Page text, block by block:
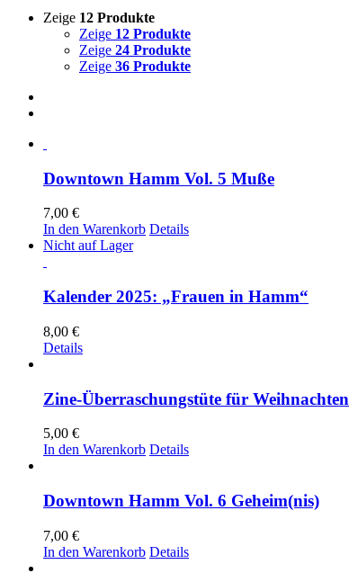
Zeige 12 Produkte
Zeige 12 Produkte
Zeige 24 Produkte
Zeige 36 Produkte
Downtown Hamm Vol. 5 Muße
7,00 €
In den Warenkorb Details
Nicht auf Lager
Kalender 2025: „Frauen in Hamm“
8,00 €
Details
Zine-Überraschungstüte für Weihnachten
5,00 €
In den Warenkorb Details
Downtown Hamm Vol. 6 Geheim(nis)
7,00 €
In den Warenkorb Details